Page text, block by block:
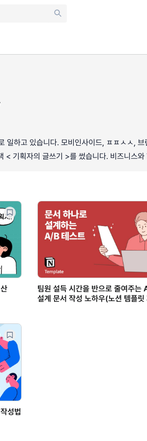
일하고 있습니다. 모비인사이드, ㅍㅍㅅㅅ,
< 기획자의 글쓰기 >를 썼습니다. 비즈니스
팀원 설득 시간을 반으로 줄여주는
설계 문서 작성 노하우(노션 템플릿
성법